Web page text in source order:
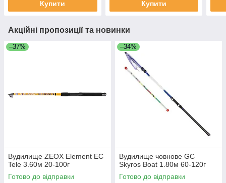
Купити Купити
Акційні пропозиції та новинки
–37%
Вудилище ZEOX Element EС
Tele 3.60м 20-100г
Готово до відправки
–34%
Вудилище човнове GC
Skyros Boat 1.80м 60-120г
Готово до відправки